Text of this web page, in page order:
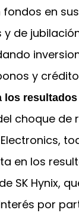
en
y de
y
los
choque de
en los
SK Hynix,
por